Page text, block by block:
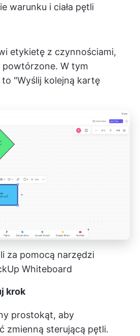
warunku i ciała pętli
etykietę z czynnościami,
W tym
"Wyślij kolejną kartę
za pomocą narzędzi
Whiteboard
krok
prostokąt, aby
zmienną sterującą pętli.